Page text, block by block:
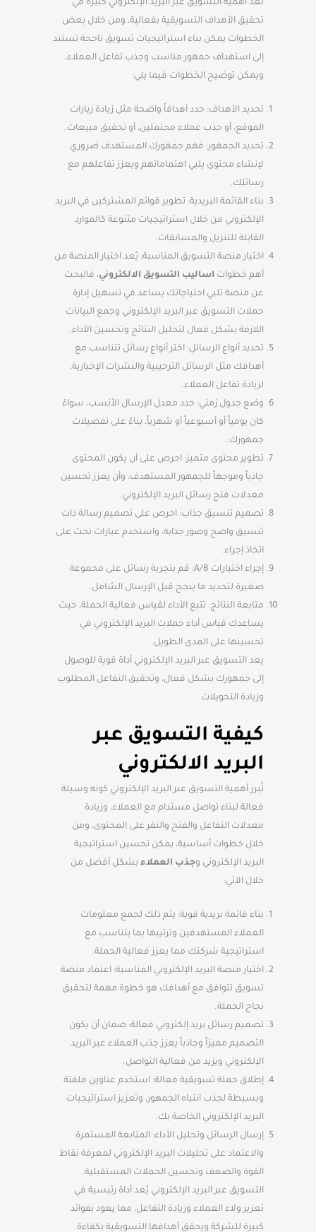
تعد أهمية التسويق عبر البريد الإلكتروني كبيرة في
تحقيق الأهداف التسويقية بفعالية، ومن خلال بعض
الخطوات يمكن بناء استراتيجيات تسويق ناجحة تستند
إلى استهداف جمهور مناسب وجذب تفاعل العملاء،
ويمكن توضيح الخطوات فيما يلي:
تحديد الأهداف: حدد أهدافاً واضحة مثل زيادة زيارات
الموقع، أو جذب عملاء محتملين، أو تحقيق مبيعات.
تحديد الجمهور: فهم جمهورك المستهدف ضروري
لإنشاء محتوى يلبي اهتماماتهم ويعزز تفاعلهم مع
رسائلك.
بناء القائمة البريدية: تطوير قوائم المشتركين في البريد
الإلكتروني من خلال استراتيجيات متنوعة كالموارد
القابلة للتنزيل والمسابقات.
اختيار منصة التسويق المناسبة: يُعد اختيار المنصة من
أهم خطوات اساليب التسويق الالكتروني، فالبحث
عن منصة تلبي احتياجاتك يساعد في تسهيل إدارة
حملات التسويق عبر البريد الإلكتروني وجمع البيانات
اللازمة بشكل فعال لتحليل النتائج وتحسين الأداء.
تحديد أنواع الرسائل: اختر أنواع رسائل تتناسب مع
أهدافك مثل الرسائل الترحيبية والنشرات الإخبارية،
لزيادة تفاعل العملاء.
وضع جدول زمني: حدد معدل الإرسال الأنسب، سواءً
كان يومياً أو أسبوعياً أو شهرياً، بناءً على تفضيلات
جمهورك.
تطوير محتوى متميز: احرص على أن يكون المحتوى
جاذباً وموجهاً للجمهور المستهدف، وأن يعزز تحسين
معدلات فتح رسائل البريد الإلكتروني.
تصميم تنسيق جذاب: احرص على تصميم رسالة ذات
تنسيق واضح وصور جذابة، واستخدم عبارات تحث على
اتخاذ إجراء.
إجراء اختبارات A/B: قم بتجربة رسائل على مجموعة
صغيرة لتحديد ما ينجح قبل الإرسال الشامل.
متابعة النتائج: تتبع الأداء لقياس فعالية الحملة، حيث
يساعدك قياس أداء حملات البريد الإلكتروني في
تحسينها على المدى الطويل.
يعد التسويق عبر البريد الإلكتروني أداة قوية للوصول
إلى جمهورك بشكل فعال، وتحقيق التفاعل المطلوب
وزيادة التحويلات
كيفية التسويق عبر
البريد الالكتروني
تُبرز أهمية التسويق عبر البريد الإلكتروني كونه وسيلة
فعالة لبناء تواصل مستدام مع العملاء، وزيادة
معدلات التفاعل والفتح والنقر على المحتوى، ومن
خلال خطوات أساسية، يمكن تحسين استراتيجية
البريد الإلكتروني وجذب العملاء بشكل أفضل من
خلال الآتي:
بناء قائمة بريدية قوية: يتم ذلك لجمع معلومات
العملاء المستهدفين وترتيبها بما يتناسب مع
استراتيجية شركتك مما يعزز فعالية الحملة.
اختيار منصة البريد الإلكتروني المناسبة: اعتماد منصة
تسويق تتوافق مع أهدافك هو خطوة مهمة لتحقيق
نجاح الحملة.
تصميم رسائل بريد إلكتروني فعالة: ضمان أن يكون
التصميم مميزاً وجاذباً يعزز جذب العملاء عبر البريد
الإلكتروني ويزيد من فعالية التواصل.
إطلاق حملة تسويقية فعالة: استخدم عناوين ملفتة
وبسيطة لجذب انتباه الجمهور، وتعزيز استراتيجيات
البريد الإلكتروني الخاصة بك.
إرسال الرسائل وتحليل الأداء: المتابعة المستمرة
والاعتماد على تحليلات البريد الإلكتروني لمعرفة نقاط
القوة والضعف وتحسين الحملات المستقبلية.
التسويق عبر البريد الإلكتروني يُعد أداة رئيسية في
تعزيز ولاء العملاء وزيادة التفاعل، مما يعود بفوائد
كبيرة للشركة ويحقق أهدافها التسويقية بكفاءة.